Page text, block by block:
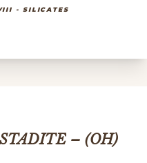
- SILICATES
– (OH)